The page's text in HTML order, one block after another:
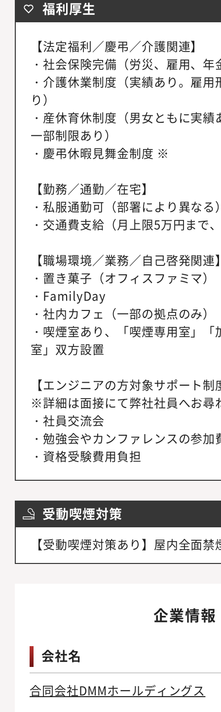
福利厚生
【法定福利／慶弔／介護関連】
・社会保険完備（労災、雇用、年
・介護休業制度（実績あり。雇
り）
・産休育休制度（男女ともに実
一部制限あり）
・慶弔休暇見舞金制度 ※
【勤務／通勤／在宅】
・私服通勤可（部署により異なる
・交通費支給（月上限5万円まで
【職場環境／業務／自己啓発関連
・置き菓子（オフィスファミマ）
・FamilyDay
・社内カフェ（一部の拠点のみ）
・喫煙室あり、「喫煙専用室」
室」双方設置
【エンジニアの方対象サポート制
※詳細は面接にて弊社社員へお尋
・社員交流会
・勉強会やカンファレンスの参加
・資格受験費用負担
受動喫煙対策
【受動喫煙対策あり】屋内全面禁
企業情報
会社名
合同会社DMMホールディングス